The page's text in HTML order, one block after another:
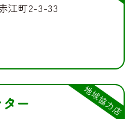
江町2-3-33
地域協力店
ー